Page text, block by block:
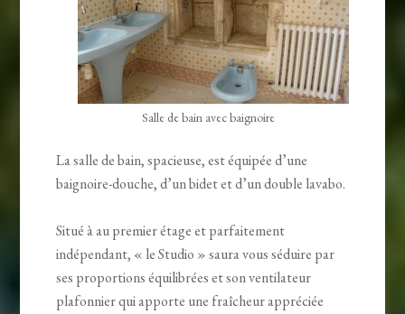
Salle de bain avec baignoire
La salle de bain, spacieuse, est équipée d’une
baignoire-douche, d’un bidet et d’un double lavabo.
Situé à au premier étage et parfaitement
indépendant, « le Studio » saura vous séduire par
ses proportions équilibrées et son ventilateur
plafonnier qui apporte une fraîcheur appréciée